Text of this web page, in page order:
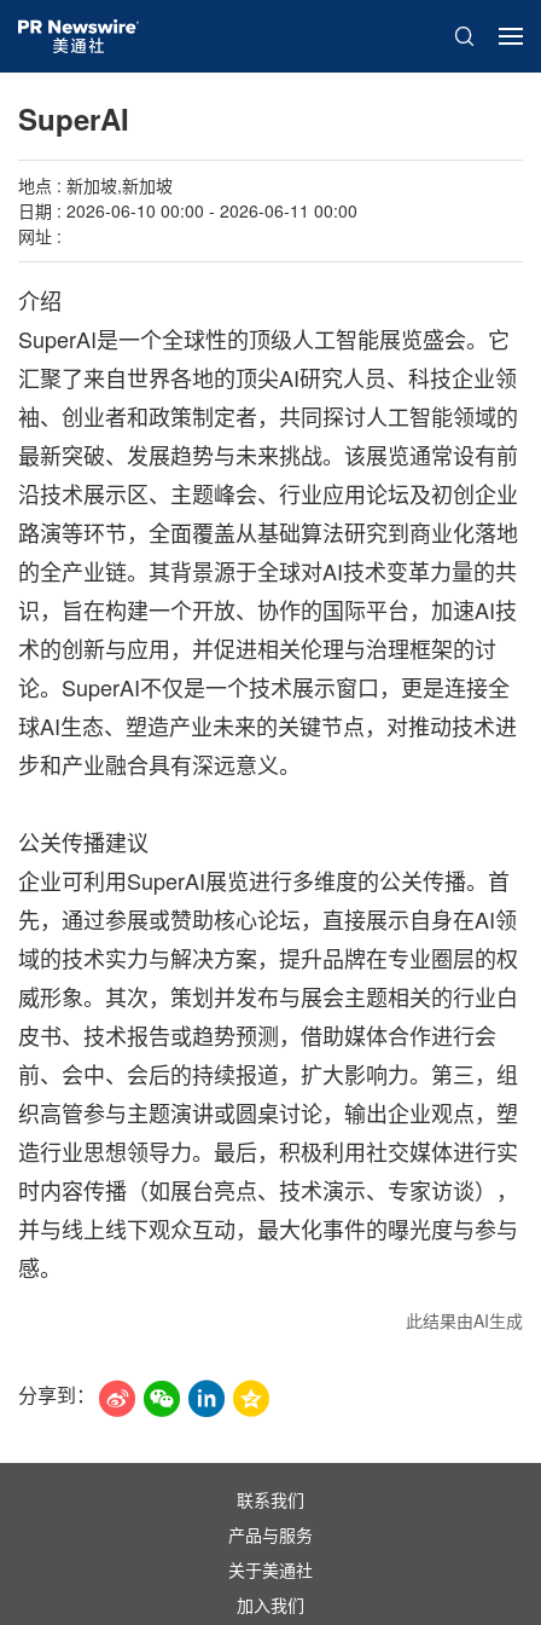
SuperAI
地点 : 新加坡,新加坡
日期 : 2026-06-10 00:00 - 2026-06-11 00:00
网址 :
介绍
SuperAI是一个全球性的顶级人工智能展览盛会。它
汇聚了来自世界各地的顶尖AI研究人员、科技企业领
袖、创业者和政策制定者，共同探讨人工智能领域的
最新突破、发展趋势与未来挑战。该展览通常设有前
沿技术展示区、主题峰会、行业应用论坛及初创企业
路演等环节，全面覆盖从基础算法研究到商业化落地
的全产业链。其背景源于全球对AI技术变革力量的共
识，旨在构建一个开放、协作的国际平台，加速AI技
术的创新与应用，并促进相关伦理与治理框架的讨
论。SuperAI不仅是一个技术展示窗口，更是连接全
球AI生态、塑造产业未来的关键节点，对推动技术进
步和产业融合具有深远意义。
公关传播建议
企业可利用SuperAI展览进行多维度的公关传播。首
先，通过参展或赞助核心论坛，直接展示自身在AI领
域的技术实力与解决方案，提升品牌在专业圈层的权
威形象。其次，策划并发布与展会主题相关的行业白
皮书、技术报告或趋势预测，借助媒体合作进行会
前、会中、会后的持续报道，扩大影响力。第三，组
织高管参与主题演讲或圆桌讨论，输出企业观点，塑
造行业思想领导力。最后，积极利用社交媒体进行实
时内容传播（如展台亮点、技术演示、专家访谈），
并与线上线下观众互动，最大化事件的曝光度与参与
感。
此结果由AI生成
分享到：
联系我们
产品与服务
关于美通社
加入我们